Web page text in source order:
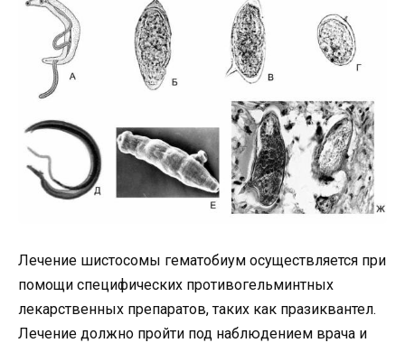
Лечение шистосомы гематобиум осуществляется при
помощи специфических противогельминтных
лекарственных препаратов, таких как празиквантел.
Лечение должно пройти под наблюдением врача и